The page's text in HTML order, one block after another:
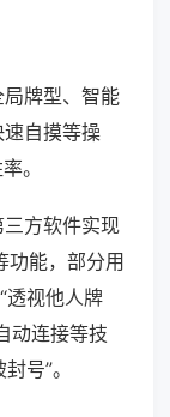
牌型、智能
自摸等操
。
方软件实现
功能，部分用
透视他人牌
动连接等技
号”。